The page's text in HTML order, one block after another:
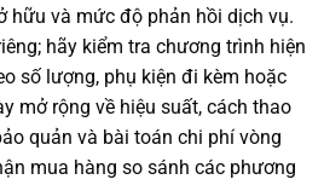
hữu và mức độ phản hồi dịch vụ.
hãy kiểm tra chương trình hiện
số lượng, phụ kiện đi kèm hoặc
mở rộng về hiệu suất, cách thao
quản và bài toán chi phí vòng
mua hàng so sánh các phương